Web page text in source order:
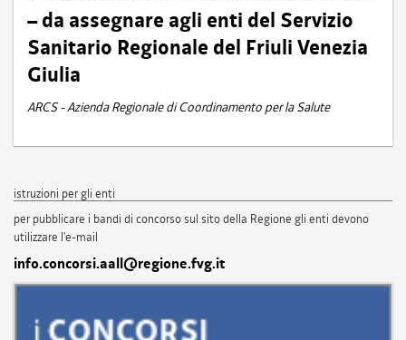
– da assegnare agli enti del Servizio
Sanitario Regionale del Friuli Venezia
Giulia
ARCS - Azienda Regionale di Coordinamento per la Salute
istruzioni per gli enti
per pubblicare i bandi di concorso sul sito della Regione gli enti devono
utilizzare l'e-mail
info.concorsi.aall@regione.fvg.it